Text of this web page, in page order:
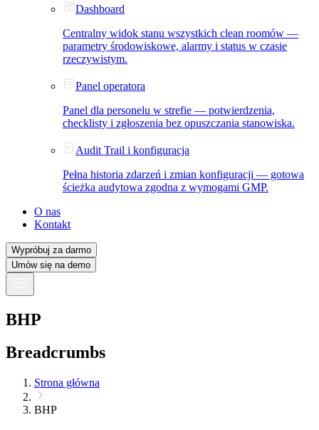
Dashboard
Centralny widok stanu wszystkich clean roomów —
parametry środowiskowe, alarmy i status w czasie
rzeczywistym.
Panel operatora
Panel dla personelu w strefie — potwierdzenia,
checklisty i zgłoszenia bez opuszczania stanowiska.
Audit Trail i konfiguracja
Pełna historia zdarzeń i zmian konfiguracji — gotowa
ścieżka audytowa zgodna z wymogami GMP.
O nas
Kontakt
Wypróbuj za darmo
Umów się na demo
BHP
Breadcrumbs
Strona główna
BHP